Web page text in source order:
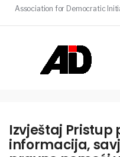
Association for Democratic
Izvještaj Pristup
informacija,